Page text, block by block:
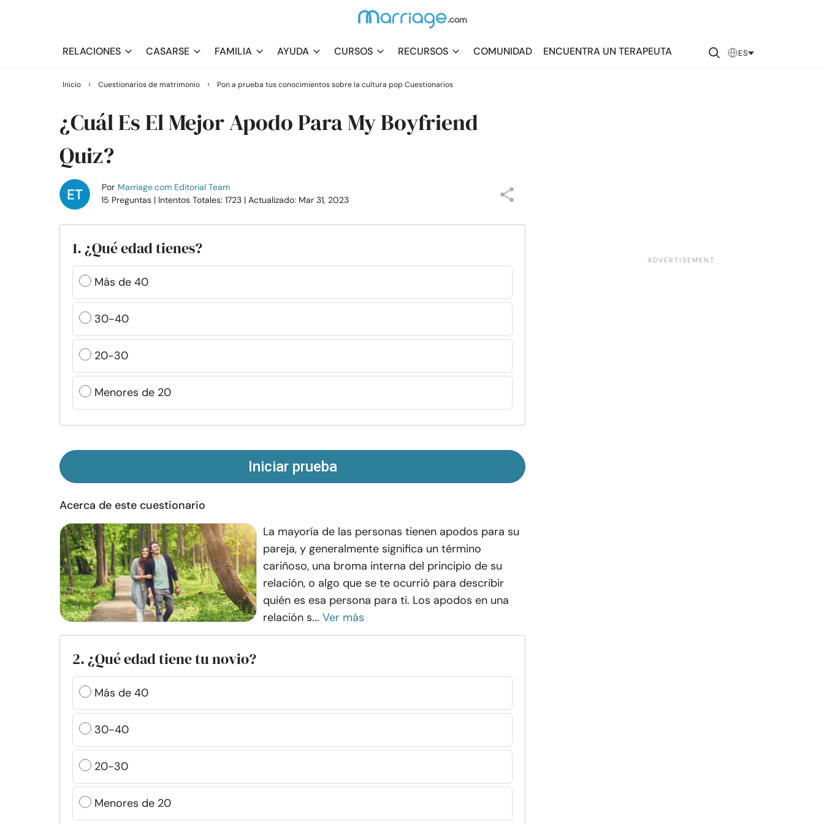
RELACIONES CASARSE FAMILIA AYUDA CURSOS RECURSOS COMUNIDAD ENCUENTRA UN TERAPEUTA ES
Inicio › Cuestionarios de matrimonio › Pon a prueba tus conocimientos sobre la cultura pop Cuestionarios
¿Cuál Es El Mejor Apodo Para My Boyfriend
Quiz?
Por Marriage.com Editorial Team
15 Preguntas | Intentos Totales: 1723 | Actualizado: Mar 31, 2023
1. ¿Qué edad tienes?
Más de 40
30-40
20-30
Menores de 20
Iniciar prueba
Acerca de este cuestionario
La mayoría de las personas tienen apodos para su
pareja, y generalmente significa un término
cariñoso, una broma interna del principio de su
relación, o algo que se te ocurrió para describir
quién es esa persona para ti. Los apodos en una
relación s... Ver más
2. ¿Qué edad tiene tu novio?
Más de 40
30-40
20-30
Menores de 20